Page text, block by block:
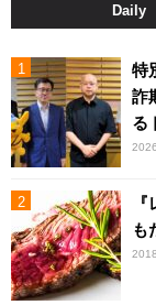
Daily
特
詐
る
も